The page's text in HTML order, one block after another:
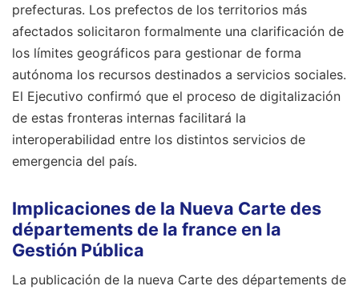
prefecturas. Los prefectos de los territorios más
afectados solicitaron formalmente una clarificación de
los límites geográficos para gestionar de forma
autónoma los recursos destinados a servicios sociales.
El Ejecutivo confirmó que el proceso de digitalización
de estas fronteras internas facilitará la
interoperabilidad entre los distintos servicios de
emergencia del país.
Implicaciones de la Nueva Carte des
départements de la france en la
Gestión Pública
La publicación de la nueva Carte des départements de